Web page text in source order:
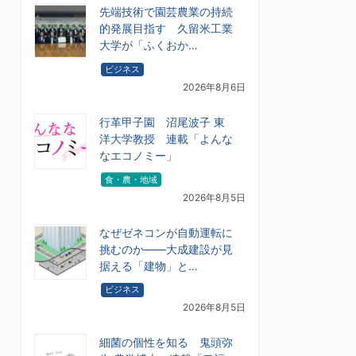
先端技術で園芸農業の持続
的発展目指す 久留米工業
大学が「ふくおか…
ビジネス
2026年8月6日
行革甲子園 沼尾波子 東
洋大学教授 連載「よんな
なエコノミー」
食・農・地域
2026年8月5日
なぜゼネコンが自動運転に
挑むのか――大成建設が見
据える「建物」と…
ビジネス
2026年8月5日
細菌の個性を知る 鬼頭弥